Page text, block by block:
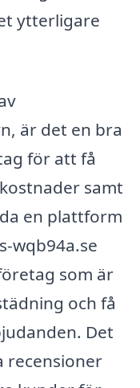
ytterligare
är det en bra
för att få
samt
en plattform
wqb94a.se
som är
och få
Det
recensioner